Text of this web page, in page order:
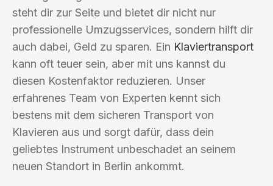
steht dir zur Seite und bietet dir nicht nur
professionelle Umzugsservices, sondern hilft dir
auch dabei, Geld zu sparen. Ein Klaviertransport
kann oft teuer sein, aber mit uns kannst du
diesen Kostenfaktor reduzieren. Unser
erfahrenes Team von Experten kennt sich
bestens mit dem sicheren Transport von
Klavieren aus und sorgt dafür, dass dein
geliebtes Instrument unbeschadet an seinem
neuen Standort in Berlin ankommt.